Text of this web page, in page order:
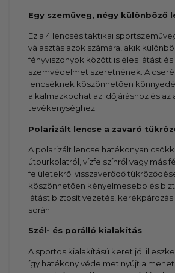
Egy szemüveg, négy különböző
Ez a 4 lencsés taktikai
választás azok számára, akik
fényviszonyok között is éles látást
szemvédelmet szeretnének. A
lencséknek köszönhetően
alkalmazkodhat az időjáráshoz és az
tevékenységhez.
Polarizált lencse a zavaró
A polarizált lencse hatékonyan
útburkolatról, vízfelszínről vagy más
felületekről visszaverődő
köszönhetően kényelmesebb és
látást biztosít vezetés, kerékpározás
során.
Szél- és porálló kialakítás
A sportos kialakítású keret jól
így hatékony védelmet nyújt a